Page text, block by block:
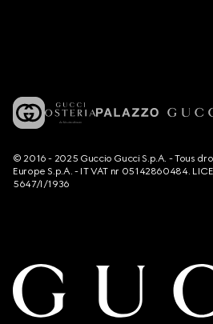
© 2016 - 2025 Guccio Gucci S.p.A. - Tous
Europe S.p.A. - IT VAT nr 05142860484.
5647/I/1936